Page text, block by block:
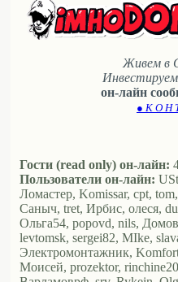
Живем в
он-лайн
● К О Н
Гости (read only) он-лайн:
Пользователи он-лайн:
Ломастер, Komissar, cpt,
Саныч, tret, Ирбис, олеся,
Ольга54, popovd, nils,
levtomsk, sergei82, MIke,
Электромонтажник,
Моисей, prozektor,